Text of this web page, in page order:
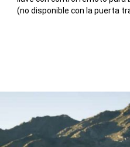
(no disponible con la puerta